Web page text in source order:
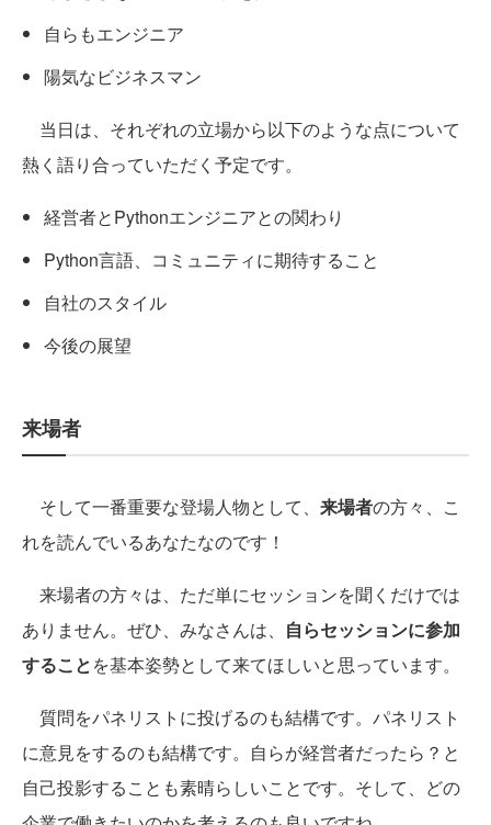
自らもエンジニア
陽気なビジネスマン
当日は、それぞれの立場から以下のような点について
熱く語り合っていただく予定です。
経営者とPythonエンジニアとの関わり
Python言語、コミュニティに期待すること
自社のスタイル
今後の展望
来場者
そして一番重要な登場人物として、 来場者の方々、こ
れを読んでいるあなたなのです！
来場者の方々は、ただ単にセッションを聞くだけでは
ありません。ぜひ、みなさんは、 自らセッションに参加
することを基本姿勢として来てほしいと思っています。
質問をパネリストに投げるのも結構です。パネリスト
に意見をするのも結構です。自らが経営者だったら？と
自己投影することも素晴らしいことです。そして、どの